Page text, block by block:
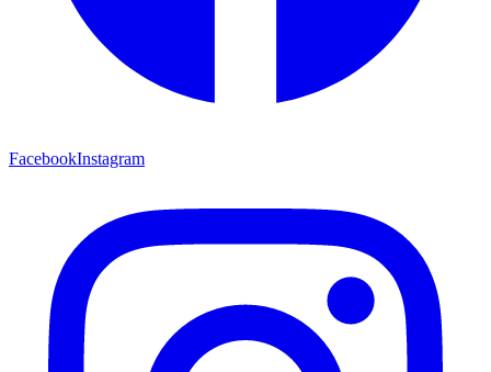
FacebookInstagram